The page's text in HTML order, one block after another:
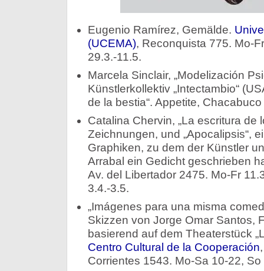
Eugenio Ramírez, Gemälde.
(UCEMA), Reconquista 775. Mo-
29.3.-11.5.
Marcela Sinclair, „Modelización
Künstlerkollektiv „Intectambio“
de la bestia“. Appetite,
Catalina Chervin, „La escritura de
Zeichnungen, und „Apocalipsis“,
Graphiken, zu dem der Künstler
Arrabal ein Gedicht geschrieben
Av. del Libertador 2475. Mo-Fr
3.4.-3.5.
„Imágenes para una misma
Skizzen von Jorge Omar Santos,
basierend auf dem Theaterstück
Centro Cultural de la Cooperación
Corrientes 1543. Mo-Sa 10-22,